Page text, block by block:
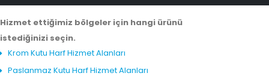
Hizmet ettiğimiz bölgeler için hangi ürünü
istediğinizi seçin.
Krom Kutu Harf Hizmet Alanları
Paslanmaz Kutu Harf Hizmet Alanları